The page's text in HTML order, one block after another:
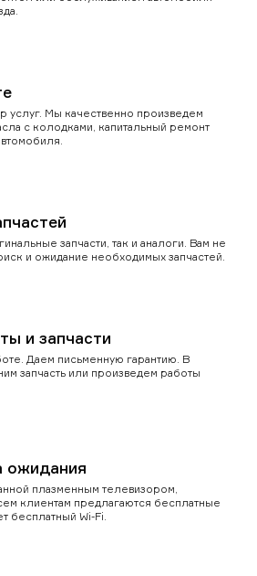
услуг. Мы качественно произведем
с колодками, капитальный ремонт
запчасти, так и аналоги. Вам не
и ожидание необходимых запчастей.
и запчасти
Даем письменную гарантию. В
запчасть или произведем работы
ожидания
плазменным телевизором,
клиентам предлагаются бесплатные
бесплатный Wi-Fi.